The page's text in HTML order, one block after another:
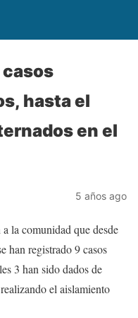
casos
hasta el
en el
5 años ago
la comunidad que desde
han registrado 9 casos
3 han sido dados de
el aislamiento